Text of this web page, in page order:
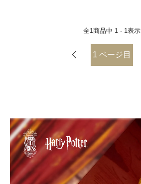
全1商品中 1 - 1表示
1 ページ目